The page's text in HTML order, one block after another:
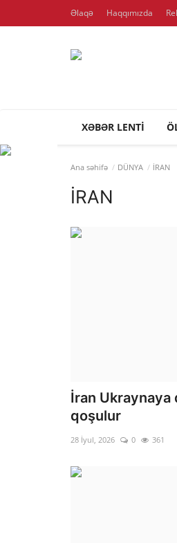
Əlaqə Haqqımızda
XƏBƏR LENTI
Ana səhifə DÜNYA İRAN
İRAN
İran Ukraynaya
qoşulur
28 İyul, 2026 0 361